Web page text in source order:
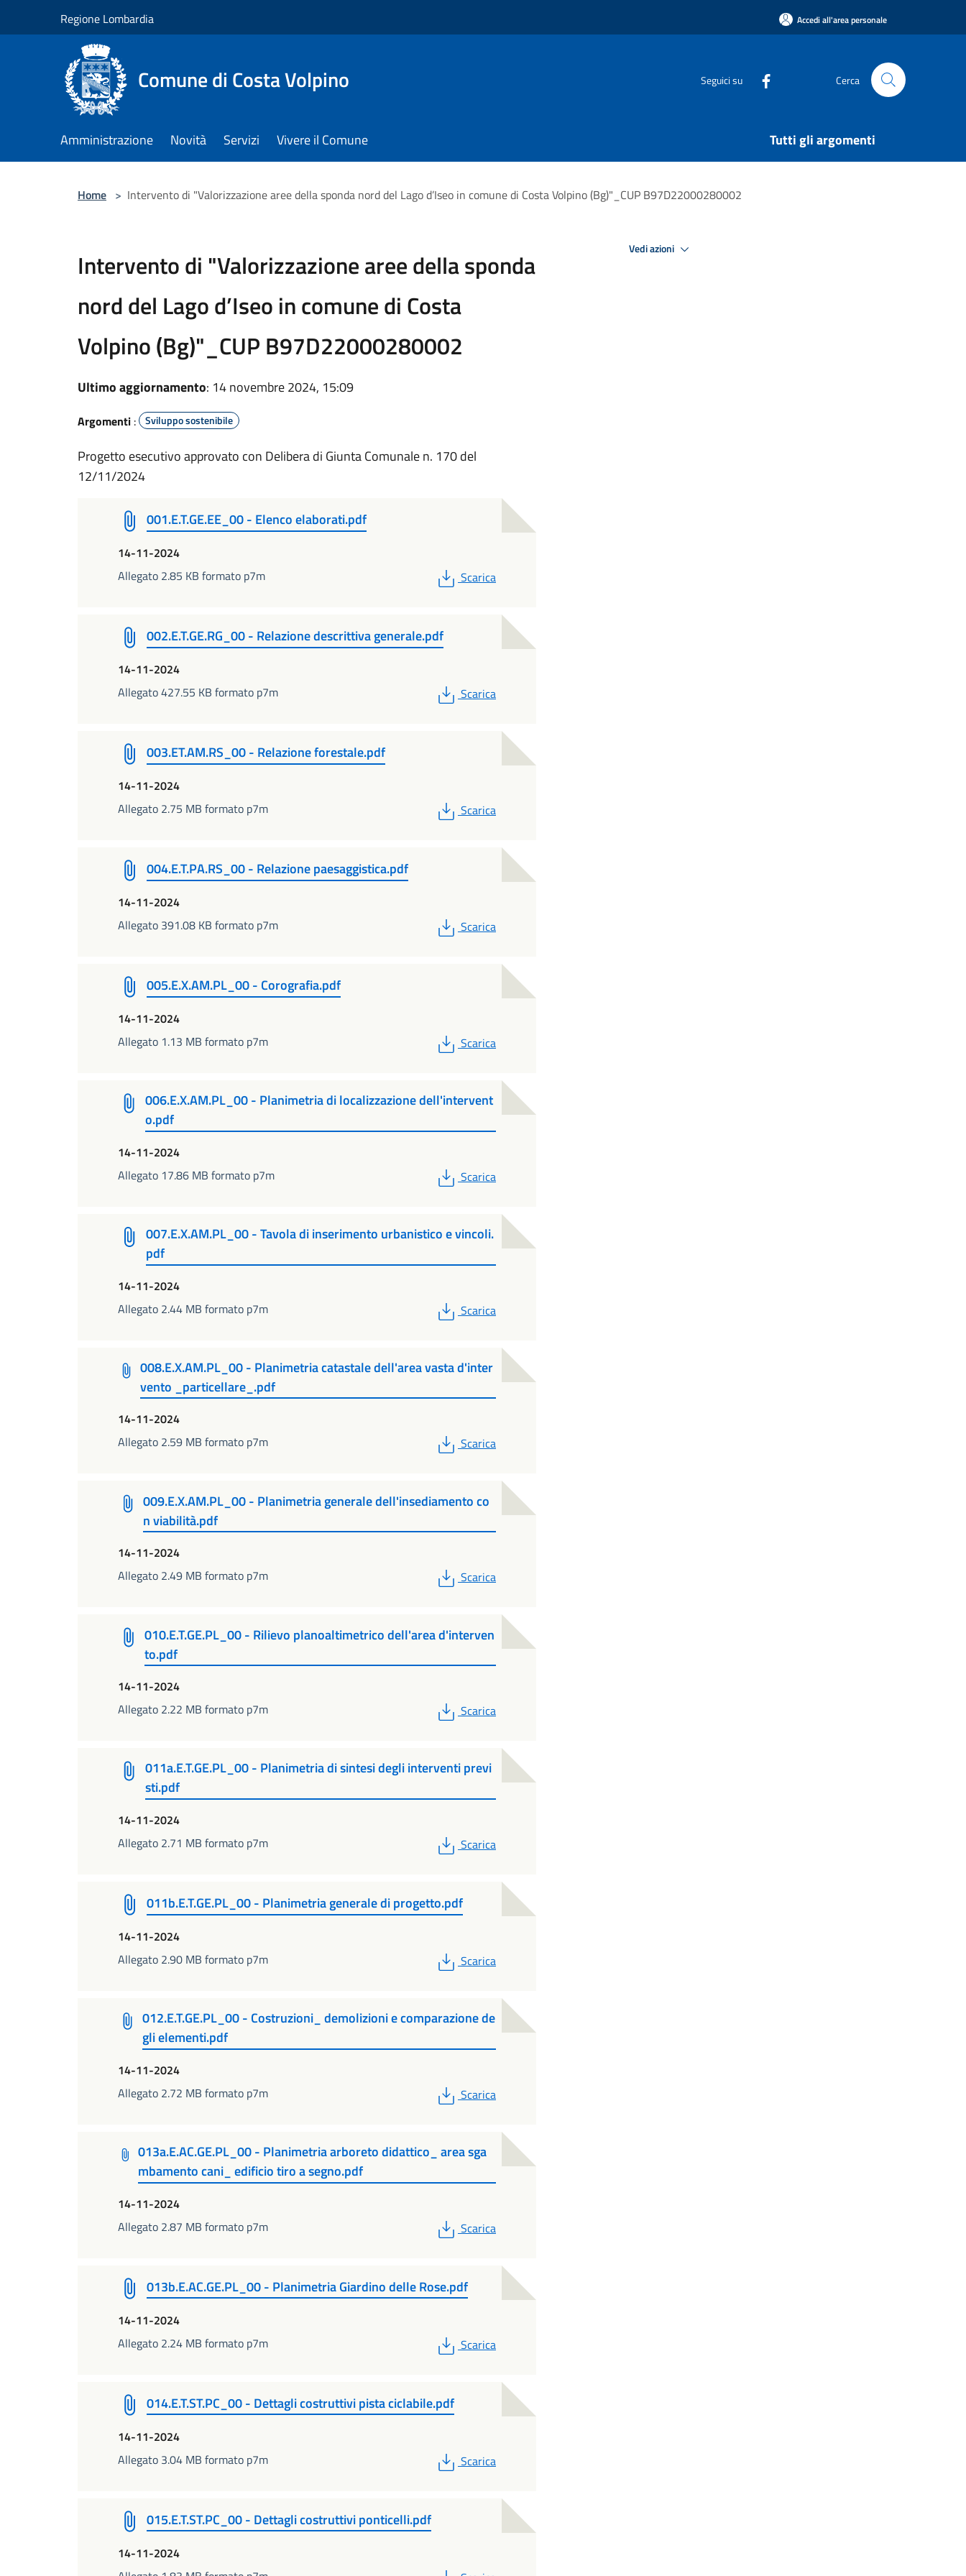
Regione Lombardia Accedi all'area personale
Comune di Costa Volpino Seguici su Cerca
Amministrazione Novità Servizi Vivere il Comune Tutti gli argomenti
Home > Intervento di "Valorizzazione aree della sponda nord del Lago d’Iseo in comune di Costa Volpino (Bg)"_CUP B97D22000280002
Intervento di "Valorizzazione aree della sponda
nord del Lago d’Iseo in comune di Costa
Volpino (Bg)"_CUP B97D22000280002
Ultimo aggiornamento: 14 novembre 2024, 15:09
Argomenti : Sviluppo sostenibile
Progetto esecutivo approvato con Delibera di Giunta Comunale n. 170 del
12/11/2024
001.E.T.GE.EE_00 - Elenco elaborati.pdf
14-11-2024
Allegato 2.85 KB formato p7m
PDF
Scarica
002.E.T.GE.RG_00 - Relazione descrittiva generale.pdf
14-11-2024
Allegato 427.55 KB formato p7m
PDF
Scarica
003.ET.AM.RS_00 - Relazione forestale.pdf
14-11-2024
Allegato 2.75 MB formato p7m
PDF
Scarica
004.E.T.PA.RS_00 - Relazione paesaggistica.pdf
14-11-2024
Allegato 391.08 KB formato p7m
PDF
Scarica
005.E.X.AM.PL_00 - Corografia.pdf
14-11-2024
Allegato 1.13 MB formato p7m
PDF
Scarica
006.E.X.AM.PL_00 - Planimetria di localizzazione dell'intervent
o.pdf
14-11-2024
Allegato 17.86 MB formato p7m
PDF
Scarica
007.E.X.AM.PL_00 - Tavola di inserimento urbanistico e vincoli.
pdf
14-11-2024
Allegato 2.44 MB formato p7m
PDF
Scarica
008.E.X.AM.PL_00 - Planimetria catastale dell'area vasta d'inter
vento _particellare_.pdf
14-11-2024
Allegato 2.59 MB formato p7m
PDF
Scarica
009.E.X.AM.PL_00 - Planimetria generale dell'insediamento co
n viabilità.pdf
14-11-2024
Allegato 2.49 MB formato p7m
PDF
Scarica
010.E.T.GE.PL_00 - Rilievo planoaltimetrico dell'area d'interven
to.pdf
14-11-2024
Allegato 2.22 MB formato p7m
PDF
Scarica
011a.E.T.GE.PL_00 - Planimetria di sintesi degli interventi previ
sti.pdf
14-11-2024
Allegato 2.71 MB formato p7m
PDF
Scarica
011b.E.T.GE.PL_00 - Planimetria generale di progetto.pdf
14-11-2024
Allegato 2.90 MB formato p7m
PDF
Scarica
012.E.T.GE.PL_00 - Costruzioni_ demolizioni e comparazione de
gli elementi.pdf
14-11-2024
Allegato 2.72 MB formato p7m
PDF
Scarica
013a.E.AC.GE.PL_00 - Planimetria arboreto didattico_ area sga
mbamento cani_ edificio tiro a segno.pdf
14-11-2024
Allegato 2.87 MB formato p7m
PDF
Scarica
013b.E.AC.GE.PL_00 - Planimetria Giardino delle Rose.pdf
14-11-2024
Allegato 2.24 MB formato p7m
PDF
Scarica
014.E.T.ST.PC_00 - Dettagli costruttivi pista ciclabile.pdf
14-11-2024
Allegato 3.04 MB formato p7m
PDF
Scarica
015.E.T.ST.PC_00 - Dettagli costruttivi ponticelli.pdf
14-11-2024
Vedi azioni